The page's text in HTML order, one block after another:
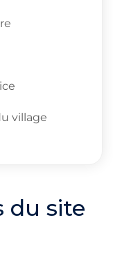
village
du site